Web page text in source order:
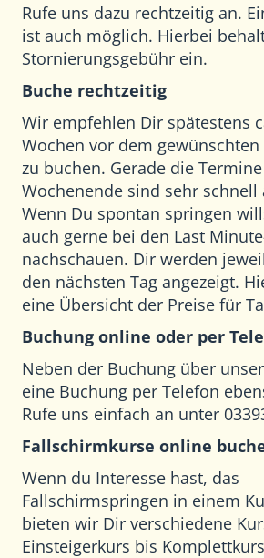
Rufe uns dazu rechtzeitig an.
ist auch möglich. Hierbei
Stornierungsgebühr ein.
Buche rechtzeitig
Wir empfehlen Dir spätestens
Wochen vor dem
zu buchen. Gerade die
Wochenende sind sehr schnell
Wenn Du spontan springen
auch gerne bei den Last
nachschauen. Dir werden
den nächsten Tag angezeigt.
eine Übersicht der Preise für
Buchung online oder per
Neben der Buchung über
eine Buchung per Telefon
Rufe uns einfach an unter
Fallschirmkurse online
Wenn du Interesse hast, das
Fallschirmspringen in einem
bieten wir Dir verschiedene
Einsteigerkurs bis